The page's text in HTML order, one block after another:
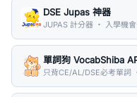
DSE Jupas 神器
JUPAS 計分器 ・ 入學機
單詞狗 VocabShiba
只背CE/AL/DSE必考單詞